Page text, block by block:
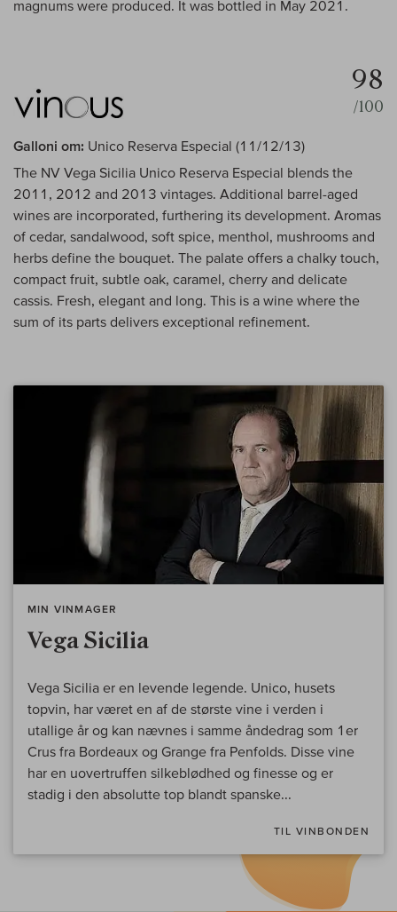
magnums were produced. It was bottled in May 2021.
98
/100
Galloni om: Unico Reserva Especial (11/12/13)
The NV Vega Sicilia Unico Reserva Especial blends the
2011, 2012 and 2013 vintages. Additional barrel-aged
wines are incorporated, furthering its development. Aromas
of cedar, sandalwood, soft spice, menthol, mushrooms and
herbs define the bouquet. The palate offers a chalky touch,
compact fruit, subtle oak, caramel, cherry and delicate
cassis. Fresh, elegant and long. This is a wine where the
sum of its parts delivers exceptional refinement.
MIN VINMAGER
Vega Sicilia
Vega Sicilia er en levende legende. Unico, husets
topvin, har været en af de største vine i verden i
utallige år og kan nævnes i samme åndedrag som 1er
Crus fra Bordeaux og Grange fra Penfolds. Disse vine
har en uovertruffen silkeblødhed og finesse og er
stadig i den absolutte top blandt spanske...
TIL VINBONDEN